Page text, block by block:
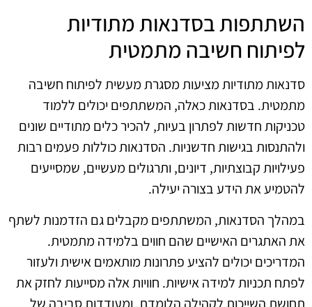
השתתפות בסדנאות מתודיות
לפיתוח חשיבה מתמטית
סדנאות מתודיות מציעות מסגרת מעשית לפיתוח חשיבה
מתמטית. בסדנאות כאלה, המשתתפים יכולים ללמוד
טכניקות חדשות לפתרון בעיות, להכיר כלים מתודיים שונים
ולהתנסות בגישות חדשניות. הסדנאות כוללות פעמים רבות
פעילויות קבוצתיות, דיונים, ותרגולים מעשיים, שמסייעים
להטמיע את הידע בצורה יעילה.
במהלך הסדנאות, המשתתפים מקבלים גם הזדמנות לשתף
את האתגרים האישיים שהם חווים בלמידה מתמטית.
המדריכים יכולים להציע פתרונות מותאמים אישית ולעזור
לפתח תכניות למידה אישיות. חוויות אלה מסייעות לחזק את